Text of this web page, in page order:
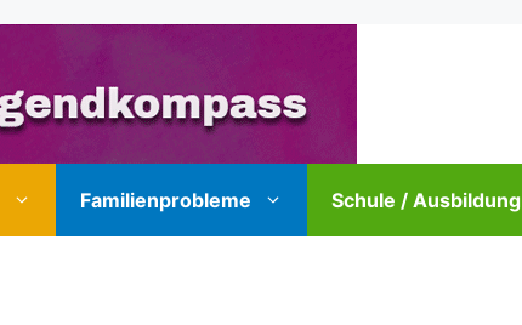
Familienprobleme Schule / Ausbildung